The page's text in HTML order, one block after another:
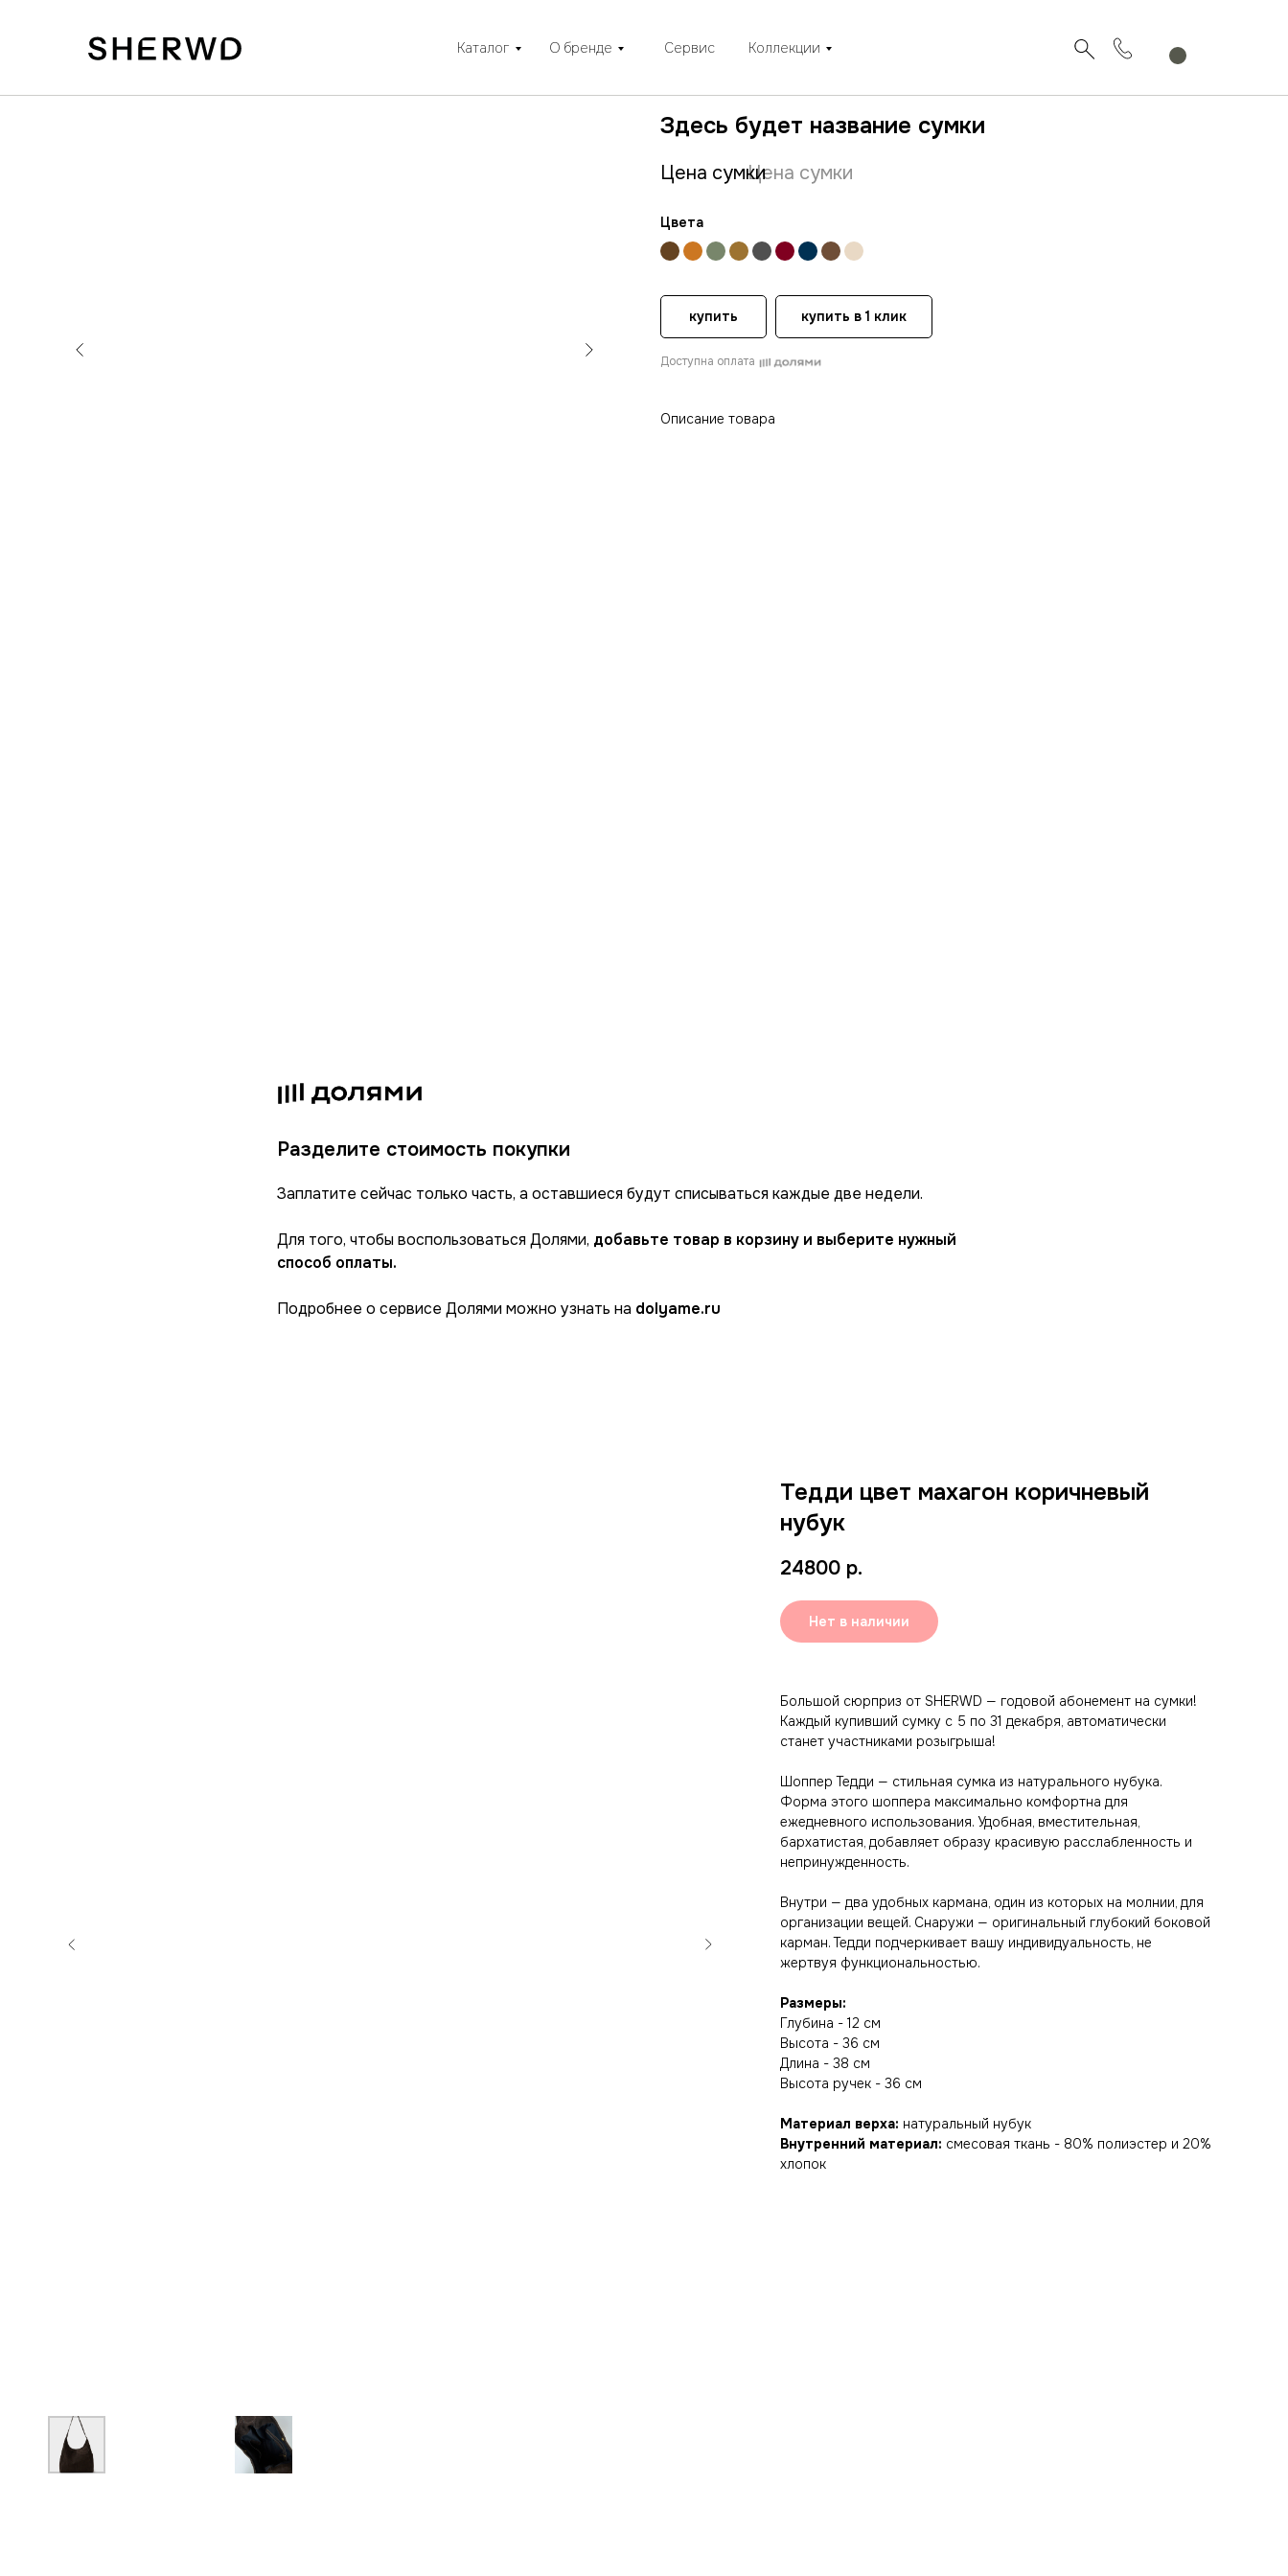
Каталог О бренде Сервис Коллекции
Описание товара
Цена сумки
Цена сумки
Цвета
Здесь будет название сумки
купить купить в 1 клик
Доступна оплата
Заплатите сейчас только часть, а оставшиеся будут списываться каждые две недели.
Для того, чтобы воспользоваться Долями, добавьте товар в корзину и выберите нужный
способ оплаты.
Подробнее о сервисе Долями можно узнать на dolyame.ru
Разделите стоимость покупки
Тедди цвет махагон коричневый
нубук
24800 р.
Нет в наличии
Большой сюрприз от SHERWD — годовой абонемент на сумки!
Каждый купивший сумку с 5 по 31 декабря, автоматически
станет участниками розыгрыша!
Шоппер Тедди — стильная сумка из натурального нубука.
Форма этого шоппера максимально комфортна для
ежедневного использования. Удобная, вместительная,
бархатистая, добавляет образу красивую расслабленность и
непринужденность.
Внутри — два удобных кармана, один из которых на молнии, для
организации вещей. Снаружи — оригинальный глубокий боковой
карман. Тедди подчеркивает вашу индивидуальность, не
жертвуя функциональностью.
Размеры:
Глубина - 12 см
Высота - 36 см
Длина - 38 см
Высота ручек - 36 см
Материал верха: натуральный нубук
Внутренний материал: смесовая ткань - 80% полиэстер и 20%
хлопок